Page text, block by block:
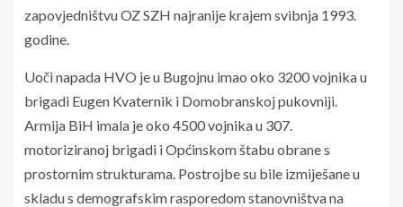
zapovjedništvu OZ SZH najranije krajem svibnja 1993.
godine.
Uoči napada HVO je u Bugojnu imao oko 3200 vojnika u
brigadi Eugen Kvaternik i Domobranskoj pukovniji.
Armija BiH imala je oko 4500 vojnika u 307.
motoriziranoj brigadi i Općinskom štabu obrane s
prostornim strukturama. Postrojbe su bile izmiješane u
skladu s demografskim rasporedom stanovništva na